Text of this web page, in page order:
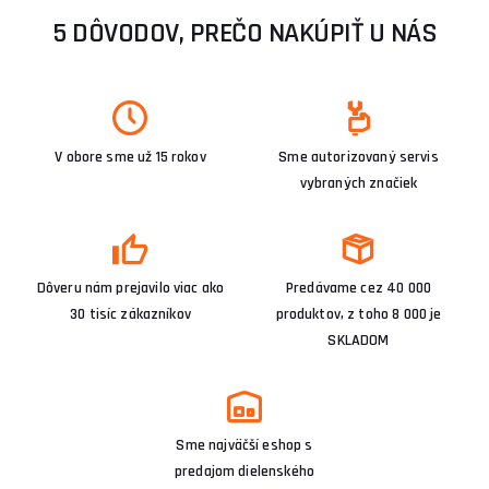
5 DÔVODOV, PREČO NAKÚPIŤ U NÁS
V obore sme už 15 rokov
Sme autorizovaný servis
vybraných značiek
Dôveru nám prejavilo viac ako
30 tisíc zákazníkov
Predávame cez 40 000
produktov, z toho 8 000 je
SKLADOM
Sme najväčší eshop s
predajom dielenského